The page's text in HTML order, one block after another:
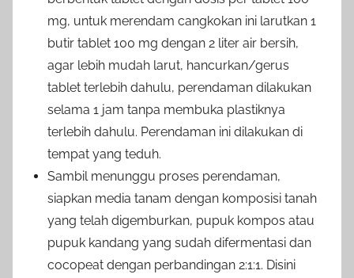
mg, untuk merendam cangkokan ini larutkan 1
butir tablet 100 mg dengan 2 liter air bersih,
agar lebih mudah larut, hancurkan/gerus
tablet terlebih dahulu, perendaman dilakukan
selama 1 jam tanpa membuka plastiknya
terlebih dahulu. Perendaman ini dilakukan di
tempat yang teduh.
Sambil menunggu proses perendaman,
siapkan media tanam dengan komposisi tanah
yang telah digemburkan, pupuk kompos atau
pupuk kandang yang sudah difermentasi dan
cocopeat dengan perbandingan 2:1:1. Disini